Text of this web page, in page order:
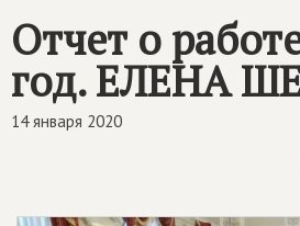
Контакты
Отчет о
год. ЕЛЕНА
14 января 2020